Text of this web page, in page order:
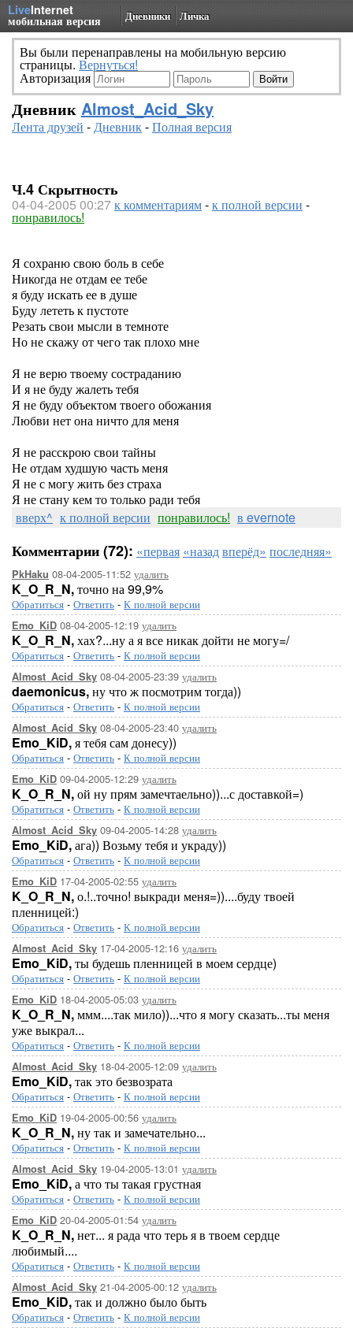
LiveInternet
мобильная версия Дневники Личка
Вы были перенаправлены на мобильную версию
страницы. Вернуться!
Авторизация
Дневник Almost_Acid_Sky
Лента друзей -Дневник-Полная версия
Ч.4 Скрытность
04-04-2005 00:27к комментариям-к полной версии -
понравилось!
Я сохраню свою боль в себе
Никогда не отдам ее тебе
я буду искать ее в душе
Буду лететь к пустоте
Резать свои мысли в темноте
Но не скажу от чего так плохо мне
Я не верю твоему состраданию
И я не буду жалеть тебя
Я не буду объектом твоего обожания
Любви нет она ничто для меня
Я не расскрою свои тайны
Не отдам худшую часть меня
Я не с могу жить без страха
Я не стану кем то только ради тебя
вверх^ к полной версии понравилось! в evernote
Комментарии (72): «первая «назадвперёд» последняя»
PkHaku 08-04-2005-11:52 удалить
K_O_R_N,точно на 99,9%
Обратиться - Ответить - К полной версии
Emo_KiD 08-04-2005-12:19 удалить
K_O_R_N,хах?...ну а я все никак дойти не могу=/
Обратиться - Ответить - К полной версии
Almost_Acid_Sky 08-04-2005-23:39 удалить
daemonicus,ну что ж посмотрим тогда))
Обратиться - Ответить - К полной версии
Almost_Acid_Sky 08-04-2005-23:40 удалить
Emo_KiD,я тебя сам донесу))
Обратиться - Ответить - К полной версии
Emo_KiD 09-04-2005-12:29 удалить
K_O_R_N,ой ну прям замечтаельно))...с доставкой=)
Обратиться - Ответить - К полной версии
Almost_Acid_Sky 09-04-2005-14:28 удалить
Emo_KiD,ага)) Возьму тебя и украду))
Обратиться - Ответить - К полной версии
Emo_KiD 17-04-2005-02:55 удалить
K_O_R_N,о.!..точно! выкради меня=))....буду твоей
пленницей:)
Обратиться - Ответить - К полной версии
Almost_Acid_Sky 17-04-2005-12:16 удалить
Emo_KiD,ты будешь пленницей в моем сердце)
Обратиться - Ответить - К полной версии
Emo_KiD 18-04-2005-05:03 удалить
K_O_R_N,ммм....так мило))...что я могу сказать...ты меня
уже выкрал...
Обратиться - Ответить - К полной версии
Almost_Acid_Sky 18-04-2005-12:09 удалить
Emo_KiD,так это безвозрата
Обратиться - Ответить - К полной версии
Emo_KiD 19-04-2005-00:56 удалить
K_O_R_N,ну так и замечательно...
Обратиться - Ответить - К полной версии
Almost_Acid_Sky 19-04-2005-13:01 удалить
Emo_KiD,а что ты такая грустная
Обратиться - Ответить - К полной версии
Emo_KiD 20-04-2005-01:54 удалить
K_O_R_N,нет... я рада что терь я в твоем сердце
любимый....
Обратиться - Ответить - К полной версии
Almost_Acid_Sky 21-04-2005-00:12 удалить
Emo_KiD,так и должно было быть
Обратиться - Ответить - К полной версии